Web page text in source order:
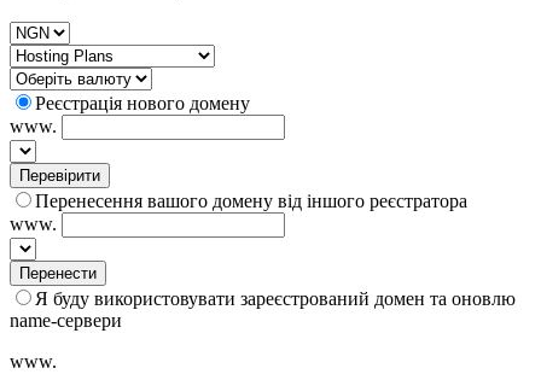
Реєстрація нового домену
www.
Перевірити
Перенесення вашого домену від іншого реєстратора
www.
Перенести
Я буду використовувати зареєстрований домен та оновлю
name-сервери
www.